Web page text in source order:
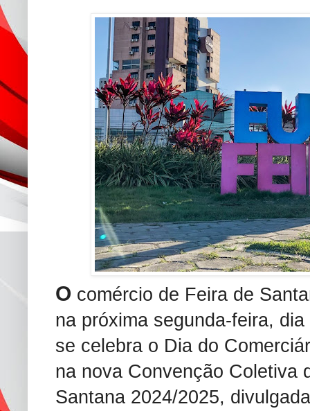
O comércio de Feira de
na próxima segunda-feira,
se celebra o Dia do
na nova Convenção Coletiva
Santana 2024/2025,